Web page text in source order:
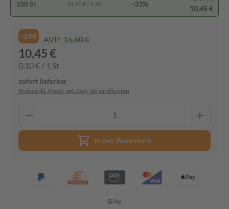
100 St (0,10 € / 1 St) -33%
10,45 €
-33% AVP: 15,60 €
10,45 €
0,10 € / 1 St
sofort lieferbar
Preise inkl. MwSt. ggf. zzgl. Versandkosten
In den Warenkorb